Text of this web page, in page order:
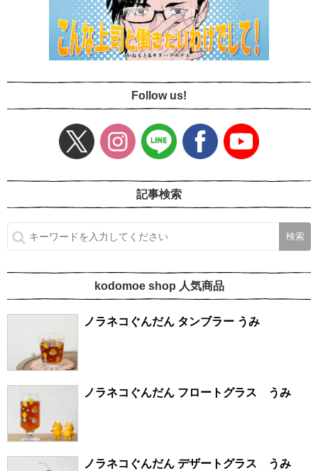
Follow us!
記事検索
kodomoe shop 人気商品
ノラネコぐんだん タンブラー うみ
ノラネコぐんだん フロートグラス うみ
ノラネコぐんだん デザートグラス うみ